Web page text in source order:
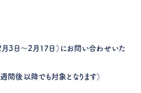
月3日〜2月17日）にお問い合わせいた
間後以降でも対象となります）